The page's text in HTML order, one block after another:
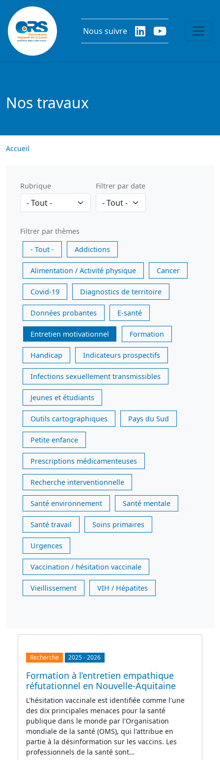
Aller au contenu principal
Nous suivre
Nos travaux
Accueil
Rubrique Filtrer par date
Filtrer par thèmes
- Tout -
Addictions
Alimentation / Activité physique Cancer
Covid-19 Diagnostics de territoire
Données probantes E-santé
Entretien motivationnel Formation
Handicap Indicateurs prospectifs
Infections sexuellement transmissibles
Jeunes et étudiants
Outils cartographiques Pays du Sud
Petite enfance
Prescriptions médicamenteuses
Recherche interventionnelle
Santé environnement Santé mentale
Santé travail Soins primaires
Urgences
Vaccination / hésitation vaccinale
Vieillissement VIH / Hépatites
Recherche 2025-2026
Formation à l’entretien empathique
réfutationnel en Nouvelle-Aquitaine
L'hésitation vaccinale est identifiée comme l'une
des dix principales menaces pour la santé
publique dans le monde par l'Organisation
mondiale de la santé (OMS), qui l'attribue en
partie à la désinformation sur les vaccins. Les
professionnels de la santé sont…